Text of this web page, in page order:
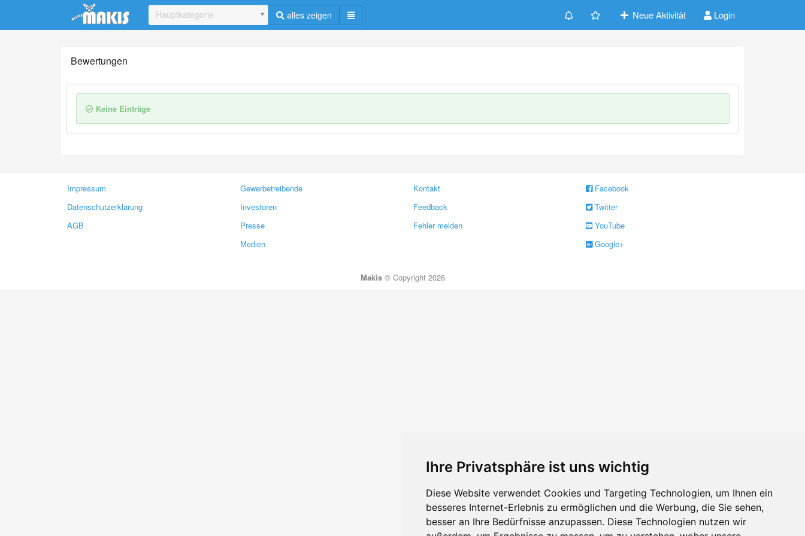
Ihre Privatsphäre ist uns wichtig
Diese Website verwendet Cookies und Targeting Technologien, um Ihnen ein
besseres Internet-Erlebnis zu ermöglichen und die Werbung, die Sie sehen,
besser an Ihre Bedürfnisse anzupassen. Diese Technologien nutzen wir
Update cookies preferences
Hauptkategorie alles zeigen Neue Aktivität Login
Bewertungen
Keine Einträge
Impressum
Datenschutzerklärung
AGB
Gewerbetreibende
Investoren
Presse
Medien
Kontakt
Feedback
Fehler melden
Facebook
Twitter
YouTube
Google+
Makis© Copyright 2026